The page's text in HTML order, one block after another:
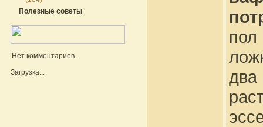
Полезные советы
Нет комментариев.
Загрузка...
пол